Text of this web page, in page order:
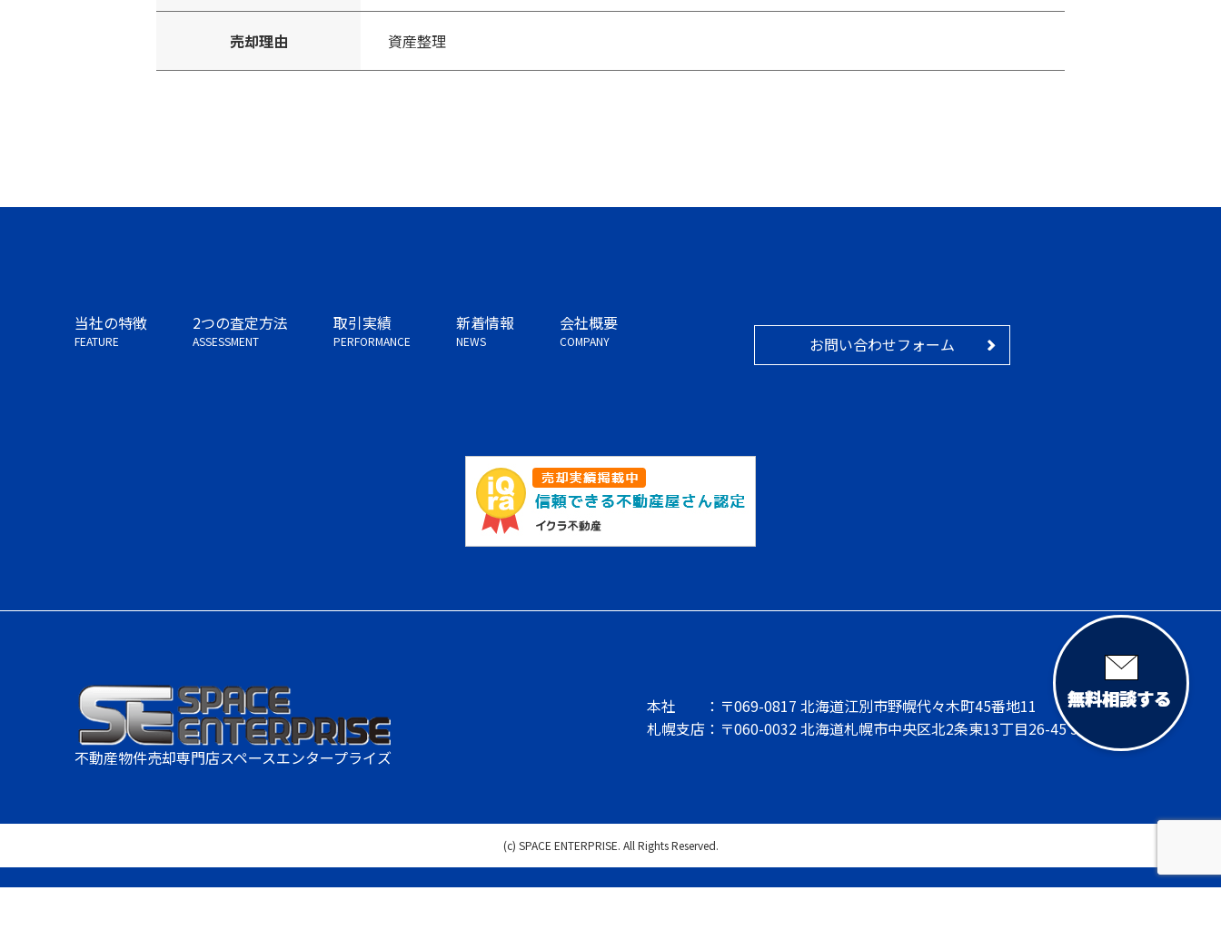
売却理由 資産整理
当社の特徴
FEATURE
2つの査定方法
ASSESSMENT
取引実績
PERFORMANCE
新着情報
NEWS
会社概要
COMPANY お問い合わせフォーム
不動産物件売却専門店スペースエンタープライズ
本社
：〒069-0817 北海道江別市野幌代々木町45番地11
札幌支店 ：〒060-0032 北海道札幌市中央区北2条東13丁目26-45 J・N・F 2F
(c) SPACE ENTERPRISE. All Rights Reserved.